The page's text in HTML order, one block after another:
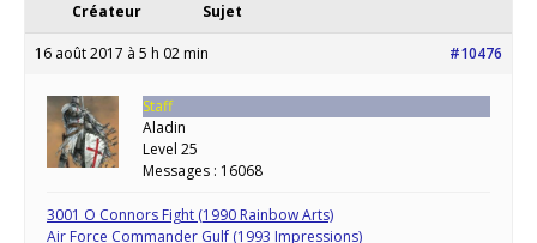
Créateur Sujet
16 août 2017 à 5 h 02 min #10476
Staff
Aladin
Level 25
Messages : 16068
3001 O Connors Fight (1990 Rainbow Arts)
Air Force Commander Gulf (1993 Impressions)